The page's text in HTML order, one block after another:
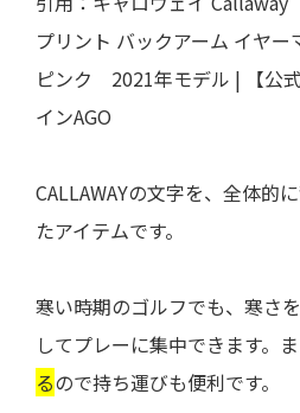
プリント バックアーム イヤ
ピンク 2021年モデル | 【公
インAGO
CALLAWAYの文字を、全体的
たアイテムです。
寒い時期のゴルフでも、寒さ
してプレーに集中できます。ま
るので持ち運びも便利です。